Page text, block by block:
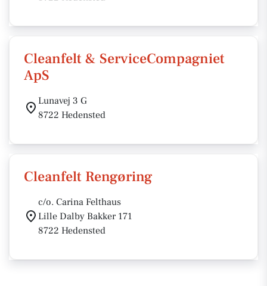
Cleanfelt & ServiceCompagniet
ApS
Lunavej 3 G
8722 Hedensted
Cleanfelt Rengøring
c/o. Carina Felthaus
Lille Dalby Bakker 171
8722 Hedensted